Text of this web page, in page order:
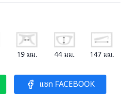
19มม. 44มม. 147มม.
แชท FACEBOOK